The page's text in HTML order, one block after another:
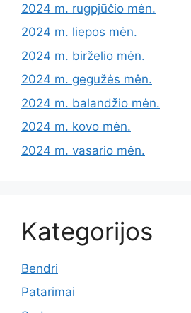
2024 m. rugpjūčio mėn.
2024 m. liepos mėn.
2024 m. birželio mėn.
2024 m. gegužės mėn.
2024 m. balandžio mėn.
2024 m. kovo mėn.
2024 m. vasario mėn.
Kategorijos
Bendri
Patarimai